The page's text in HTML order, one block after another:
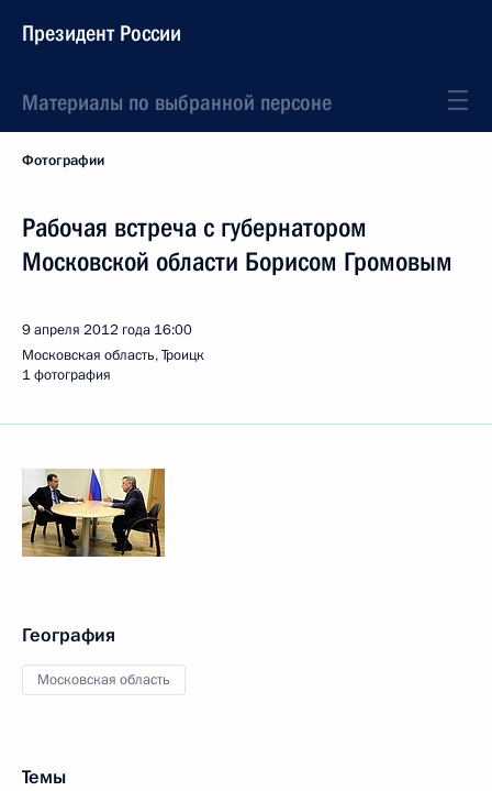
Президент России
Материалы по выбранной персоне
Фотографии
Рабочая встреча с губернатором
Московской области Борисом Громовым
9 апреля 2012 года 16:00
Московская область, Троицк
1 фотография
География
Московская область
Темы